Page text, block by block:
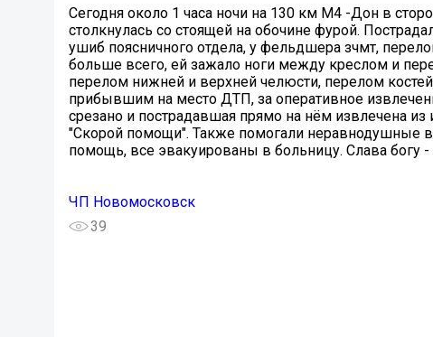
Сегодня около 1 часа ночи на 130 км М4 -Дон в
столкнулась со стоящей на обочине фурой.
ушиб поясничного отдела, у фельдшера зчмт,
больше всего, ей зажало ноги между креслом и
перелом нижней и верхней челюсти, перелом
прибывшим на место ДТП, за оперативное
срезано и пострадавшая прямо на нём извлечена
"Скорой помощи". Также помогали неравнодушные
помощь, все эвакуированы в больницу. Слава богу
ЧП Новомосковск
39